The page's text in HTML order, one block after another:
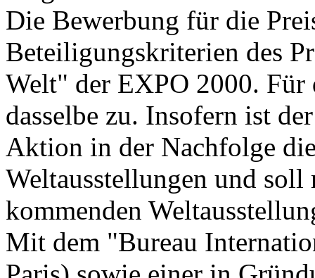
Die Bewerbung für die
Beteiligungskriterien des
Welt" der EXPO 2000.
dasselbe zu. Insofern ist
Aktion in der Nachfolge
Weltausstellungen und
kommenden
Mit dem "Bureau